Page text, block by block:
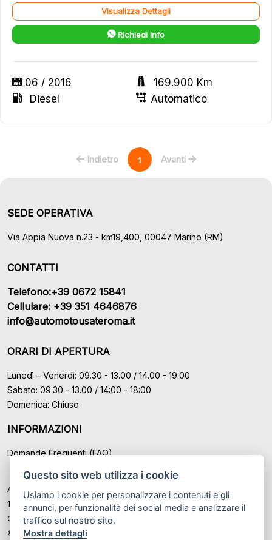
Questo sito web utilizza i cookie
Usiamo i cookie per personalizzare i contenuti e gli
annunci, per funzionalità dei social media e analizzare il
traffico sul nostro sito.
Mostra dettagli
Visualizza Dettagli
Richiedi Info
06 / 2016
169.900 Km
Diesel
Automatico
Indietro 1 Avanti
SEDE OPERATIVA
Via Appia Nuova n.23 - km19,400, 00047 Marino (RM)
CONTATTI
Telefono:+39 0672 15841
Cellulare: +39 351 4646876
info@automotousateroma.it
ORARI DI APERTURA
Lunedì – Venerdì: 09.30 - 13.00 / 14.00 - 19.00
Sabato: 09.30 - 13.00 / 14:00 - 18:00
Domenica: Chiuso
INFORMAZIONI
Domande Frequenti (FAQ)
Auto Moto Usate Roma Srl sede di Marino - Roma, P.IVA: IT
12489131008
Cod. Fisc. ed Iscr. al Registro Imprese di Roma n° 12489131008
© Another site byGestionale auto